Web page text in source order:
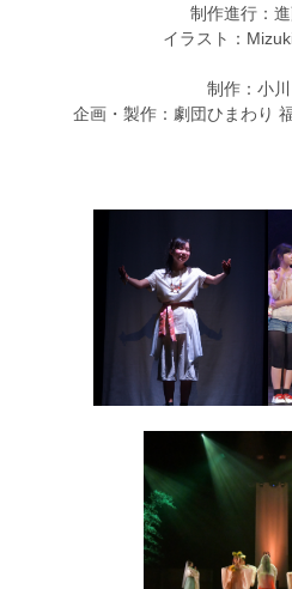
制作進行：
イラスト：
制作：小
企画・製作：劇団ひまわり